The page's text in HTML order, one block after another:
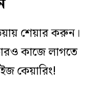
শেয়ার করুন।
কাজে লাগতে
কেয়ারিং!